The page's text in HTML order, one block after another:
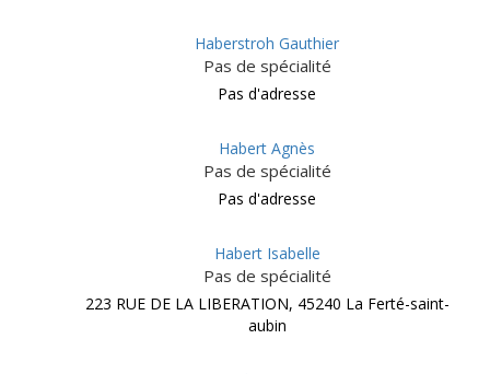
Haberstroh Gauthier
Pas de spécialité
Pas d'adresse
Habert Agnès
Pas de spécialité
Pas d'adresse
Habert Isabelle
Pas de spécialité
223 RUE DE LA LIBERATION, 45240 La Ferté-saint-
aubin